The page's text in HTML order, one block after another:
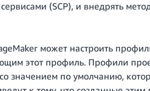
(SCP), и внедрять
может настроить
этот профиль. Профили
значением по умолчанию,